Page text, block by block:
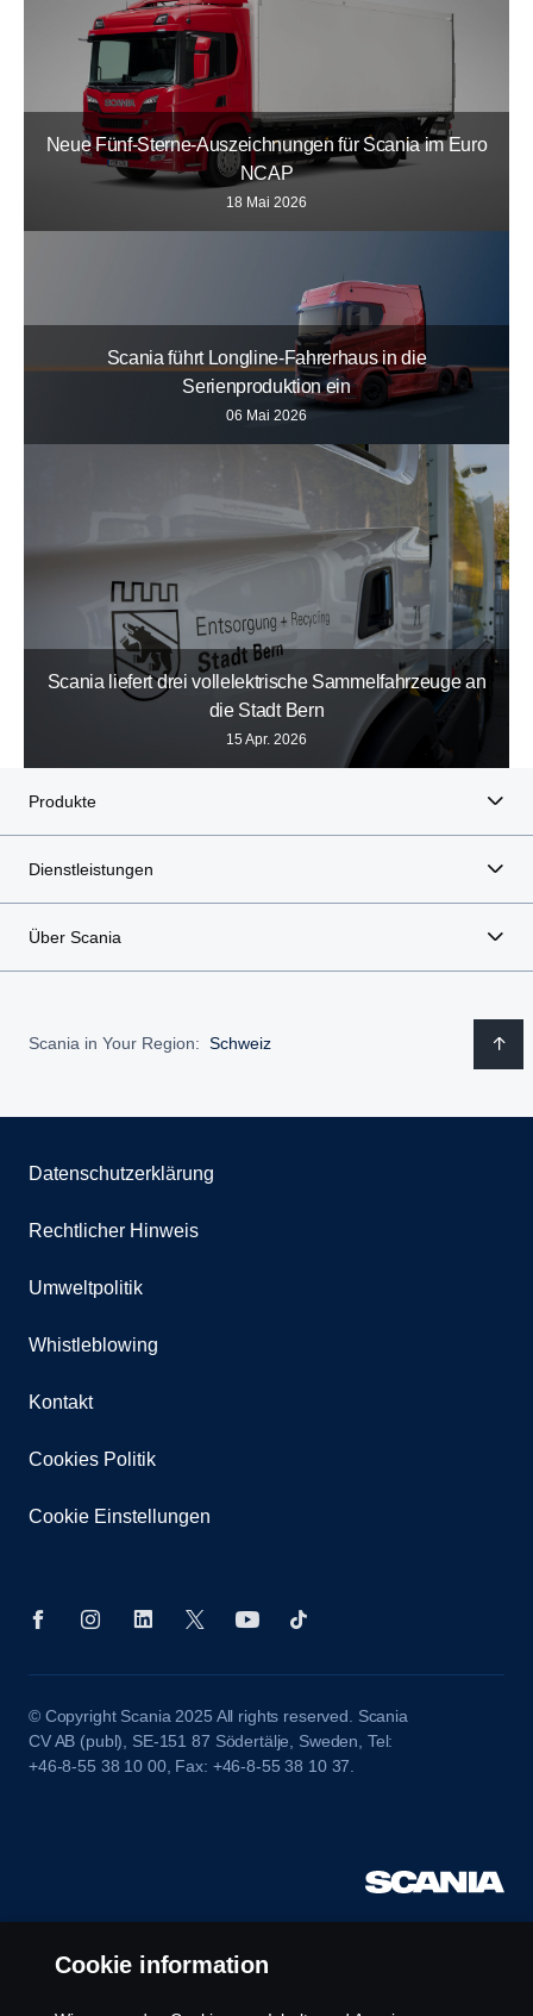
Neue Fünf-Sterne-Auszeichnungen für Scania im Euro
NCAP
18 Mai 2026
Scania führt Longline-Fahrerhaus in die
Serienproduktion ein
06 Mai 2026
Scania liefert drei vollelektrische Sammelfahrzeuge an
die Stadt Bern
15 Apr. 2026
Produkte
Dienstleistungen
Über Scania
Scania in Your Region: Schweiz
Datenschutzerklärung
Rechtlicher Hinweis
Umweltpolitik
Whistleblowing
Kontakt
Cookies Politik
Cookie Einstellungen
© Copyright Scania 2025 All rights reserved. Scania
CV AB (publ), SE-151 87 Södertälje, Sweden, Tel:
+46-8-55 38 10 00, Fax: +46-8-55 38 10 37.
Cookie information